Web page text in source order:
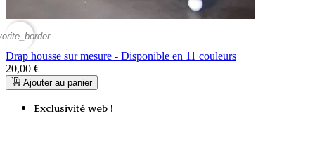
Drap housse sur mesure - Disponible en 11 couleurs
20,00 €
Ajouter au panier
Exclusivité web !